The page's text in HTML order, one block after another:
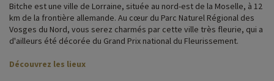
Bitche est une ville de Lorraine, située au nord-est de la Moselle, à 12
km de la frontière allemande. Au cœur du Parc Naturel Régional des
Vosges du Nord, vous serez charmés par cette ville très fleurie, qui a
d'ailleurs été décorée du Grand Prix national du Fleurissement.
Découvrez les lieux